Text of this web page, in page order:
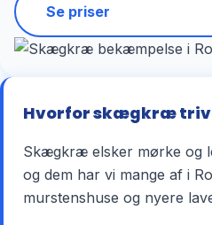
Se priser
Hvorfor skægkræ
Skægkræ elsker mørke og
og dem har vi mange af i
murstenshuse og nyere